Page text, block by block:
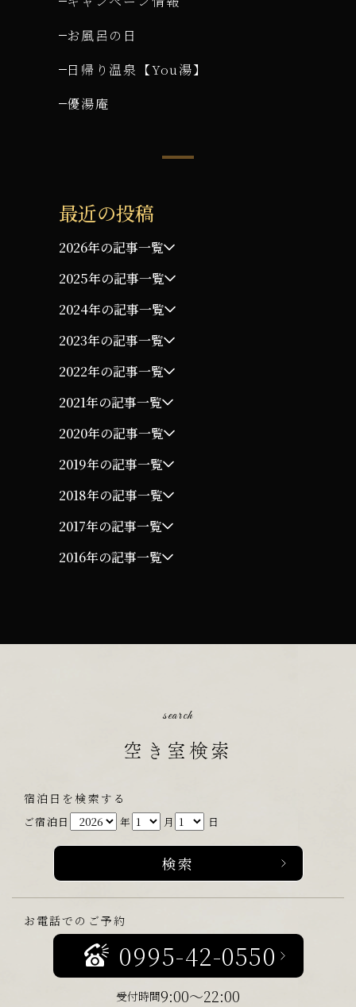
お風呂の日
日帰り温泉【You湯】
優湯庵
最近の投稿
2026年の記事一覧
2025年の記事一覧
2024年の記事一覧
2023年の記事一覧
2022年の記事一覧
2021年の記事一覧
2020年の記事一覧
2019年の記事一覧
2018年の記事一覧
2017年の記事一覧
2016年の記事一覧
search
空き室検索
宿泊日を検索する
ご宿泊日 年 月 日
お電話でのご予約
0995-42-0550
受付時間9:00～22:00